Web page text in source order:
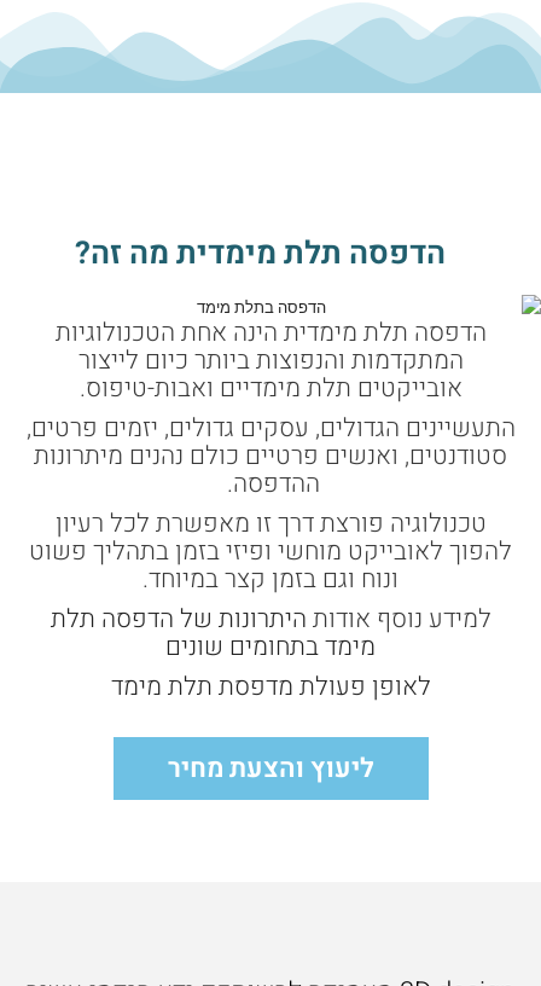
הדפסה תלת מימדית הינה אחת הטכנולוגיות
המתקדמות והנפוצות ביותר כיום לייצור
אובייקטים תלת מימדיים ואבות-טיפוס.
התעשיינים הגדולים, עסקים גדולים, יזמים פרטים,
סטודנטים, ואנשים פרטיים כולם נהנים מיתרונות
ההדפסה.
טכנולוגיה פורצת דרך זו מאפשרת לכל רעיון
להפוך לאובייקט מוחשי ופיזי בזמן בתהליך פשוט
ונוח וגם בזמן קצר במיוחד.
למידע נוסף אודותהיתרונות של הדפסה תלת
מימד בתחומים שונים
לאופן פעולת מדפסת תלת מימד
ליעוץ והצעת מחיר
הדפסה תלת מימדית מה זה?